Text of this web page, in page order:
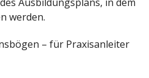
werden.
– für Praxisanleiter